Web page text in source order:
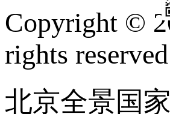
Copyright ©
rights
北京全景国